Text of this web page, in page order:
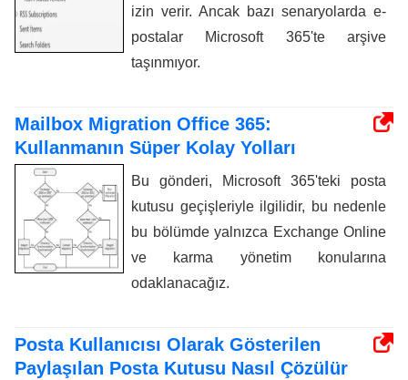
izin verir. Ancak bazı senaryolarda e-
postalar Microsoft 365'te arşive
taşınmıyor.
Mailbox Migration Office 365:
Kullanmanın Süper Kolay Yolları
Bu gönderi, Microsoft 365'teki posta
kutusu geçişleriyle ilgilidir, bu nedenle
bu bölümde yalnızca Exchange Online
ve karma yönetim konularına
odaklanacağız.
Posta Kullanıcısı Olarak Gösterilen
Paylaşılan Posta Kutusu Nasıl Çözülür